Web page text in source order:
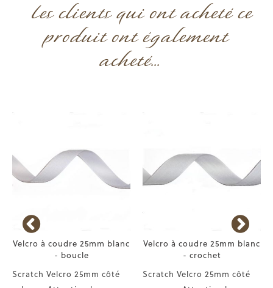
Les clients qui ont acheté ce
produit ont également
acheté...
Velcro à coudre 25mm blanc
- boucle
Scratch Velcro 25mm côté
Velcro à coudre 25mm blanc
- crochet
Scratch Velcro 25mm côté